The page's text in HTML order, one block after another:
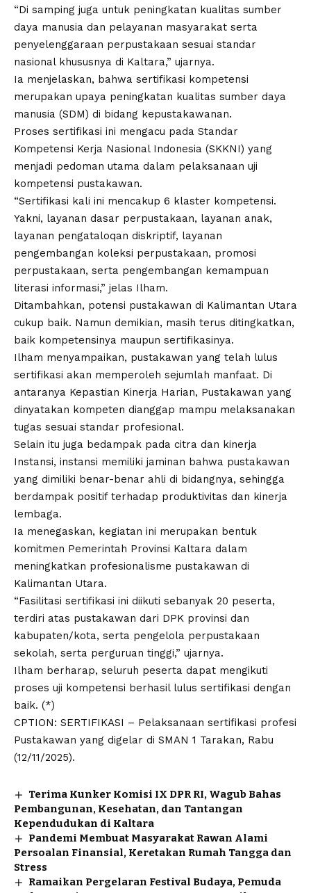
“Di samping juga untuk peningkatan kualitas sumber
daya manusia dan pelayanan masyarakat serta
penyelenggaraan perpustakaan sesuai standar
nasional khususnya di Kaltara,” ujarnya.
Ia menjelaskan, bahwa sertifikasi kompetensi
merupakan upaya peningkatan kualitas sumber daya
manusia (SDM) di bidang kepustakawanan.
Proses sertifikasi ini mengacu pada Standar
Kompetensi Kerja Nasional Indonesia (SKKNI) yang
menjadi pedoman utama dalam pelaksanaan uji
kompetensi pustakawan.
“Sertifikasi kali ini mencakup 6 klaster kompetensi.
Yakni, layanan dasar perpustakaan, layanan anak,
layanan pengataloqan diskriptif, layanan
pengembangan koleksi perpustakaan, promosi
perpustakaan, serta pengembangan kemampuan
literasi informasi,” jelas Ilham.
Ditambahkan, potensi pustakawan di Kalimantan Utara
cukup baik. Namun demikian, masih terus ditingkatkan,
baik kompetensinya maupun sertifikasinya.
Ilham menyampaikan, pustakawan yang telah lulus
sertifikasi akan memperoleh sejumlah manfaat. Di
antaranya Kepastian Kinerja Harian, Pustakawan yang
dinyatakan kompeten dianggap mampu melaksanakan
tugas sesuai standar profesional.
Selain itu juga bedampak pada citra dan kinerja
Instansi, instansi memiliki jaminan bahwa pustakawan
yang dimiliki benar-benar ahli di bidangnya, sehingga
berdampak positif terhadap produktivitas dan kinerja
lembaga.
Ia menegaskan, kegiatan ini merupakan bentuk
komitmen Pemerintah Provinsi Kaltara dalam
meningkatkan profesionalisme pustakawan di
Kalimantan Utara.
“Fasilitasi sertifikasi ini diikuti sebanyak 20 peserta,
terdiri atas pustakawan dari DPK provinsi dan
kabupaten/kota, serta pengelola perpustakaan
sekolah, serta perguruan tinggi,” ujarnya.
Ilham berharap, seluruh peserta dapat mengikuti
proses uji kompetensi berhasil lulus sertifikasi dengan
baik. (*)
CPTION: SERTIFIKASI – Pelaksanaan sertifikasi profesi
Pustakawan yang digelar di SMAN 1 Tarakan, Rabu
(12/11/2025).
Terima Kunker Komisi IX DPR RI, Wagub Bahas
Pembangunan, Kesehatan, dan Tantangan
Kependudukan di Kaltara
Pandemi Membuat Masyarakat Rawan Alami
Persoalan Finansial, Keretakan Rumah Tangga dan
Stress
Ramaikan Pergelaran Festival Budaya, Pemuda